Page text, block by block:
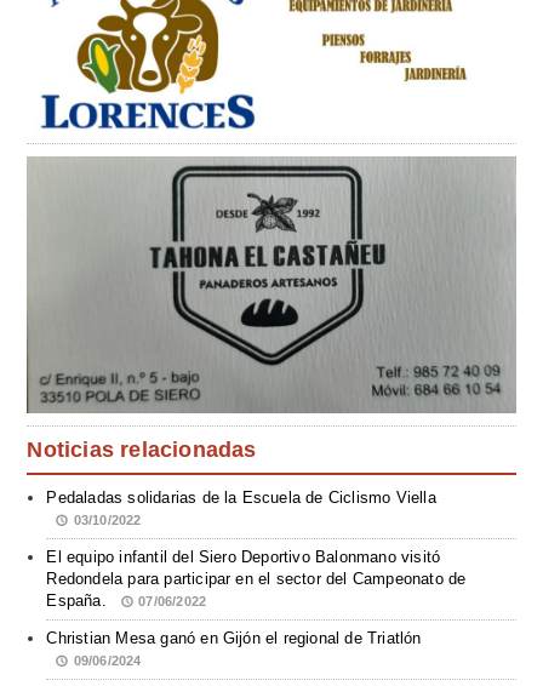
Noticias relacionadas
Pedaladas solidarias de la Escuela de Ciclismo Viella
03/10/2022
El equipo infantil del Siero Deportivo Balonmano visitó
Redondela para participar en el sector del Campeonato de
España.
07/06/2022
Christian Mesa ganó en Gijón el regional de Triatlón
09/06/2024